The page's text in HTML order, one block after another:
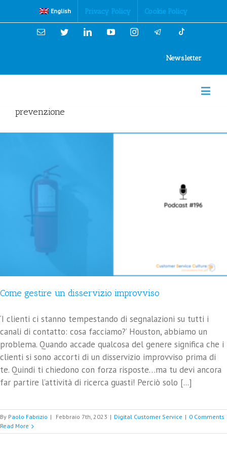
English Privacy Policy Cookie Policy
Email TwitterLinkedinYouTubeInstagram
Newsletter
prevenzione
Come gestire un disservizio improvviso
‘I clienti ci stanno tempestando di segnalazioni su tutti i
canali di contatto: cosa facciamo?’ Houston, abbiamo un
problema. Quando accade qualcosa del genere significa che i
clienti si sono accorti di un disservizio improvviso prima di
te. Quindi ti chiedono con forza risposte…ma tu devi ancora
far partire l’attività di ricerca guasti! Perciò solo [...]
By Paolo Fabrizio | Febbraio 7th, 2023 | Digital Customer Service | 0 Comments
Read More
Cookies Policy